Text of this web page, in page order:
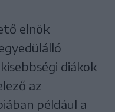
elnök
diákok
az
például a